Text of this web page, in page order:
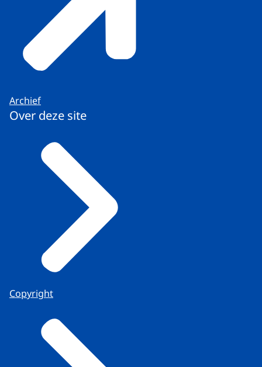
Archief
Over deze site
Copyright